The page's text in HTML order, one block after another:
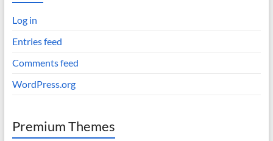
Log in
Entries feed
Comments feed
WordPress.org
Premium Themes